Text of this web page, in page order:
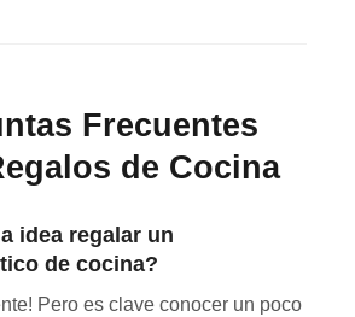
Frecuentes
de Cocina
idea regalar un
de cocina?
Pero es clave conocer un poco